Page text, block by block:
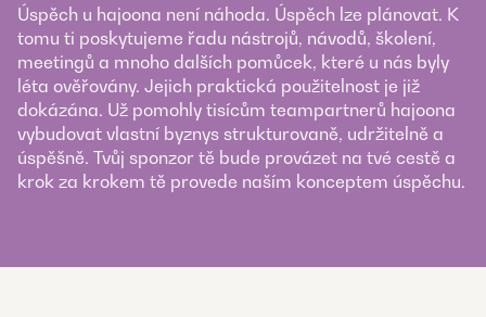
Úspěch u hajoona není náhoda. Úspěch lze plánovat. K
tomu ti poskytujeme řadu nástrojů, návodů, školení,
meetingů a mnoho dalších pomůcek, které u nás byly
léta ověřovány. Jejich praktická použitelnost je již
dokázána. Už pomohly tisícům teampartnerů hajoona
vybudovat vlastní byznys strukturovaně, udržitelně a
úspěšně. Tvůj sponzor tě bude provázet na tvé cestě a
krok za krokem tě provede naším konceptem úspěchu.